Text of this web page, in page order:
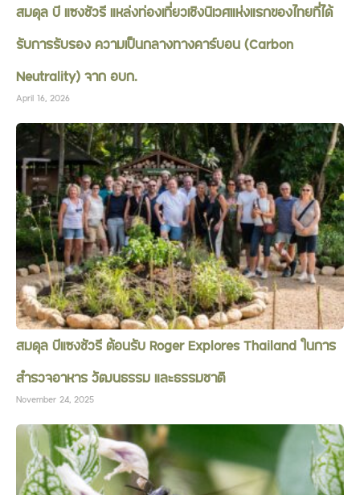
สมดุล บี แซงชัวรี แหล่งท่องเที่ยวเชิงนิเวศแห่งแรกของไทยที่ได้
รับการรับรอง ความเป็นกลางทางคาร์บอน (Carbon
Neutrality) จาก อบก.
April 16, 2026
สมดุล บีแซงชัวรี ต้อนรับ Roger Explores Thailand ในการ
สำรวจอาหาร วัฒนธรรม และธรรมชาติ
November 24, 2025